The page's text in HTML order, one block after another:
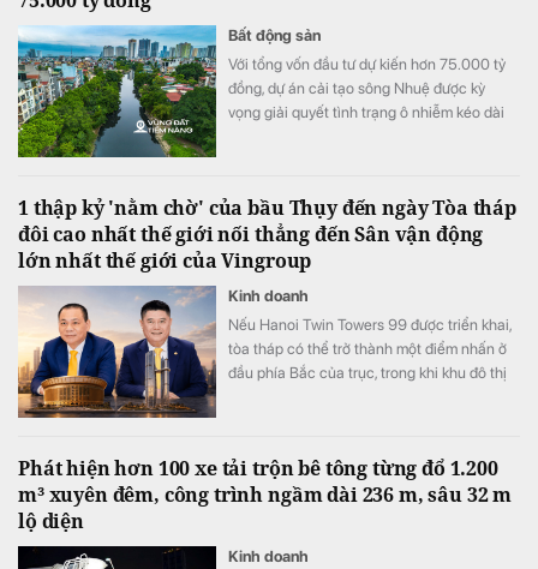
Bất động sản
Với tổng vốn đầu tư dự kiến hơn 75.000 tỷ
đồng, dự án cải tạo sông Nhuệ được kỳ
vọng giải quyết tình trạng ô nhiễm kéo dài
1 thập kỷ 'nằm chờ' của bầu Thụy đến ngày Tòa tháp
đôi cao nhất thế giới nối thẳng đến Sân vận động
lớn nhất thế giới của Vingroup
Kinh doanh
Nếu Hanoi Twin Towers 99 được triển khai,
tòa tháp có thể trở thành một điểm nhấn ở
đầu phía Bắc của trục, trong khi khu đô thị
Phát hiện hơn 100 xe tải trộn bê tông từng đổ 1.200
m³ xuyên đêm, công trình ngầm dài 236 m, sâu 32 m
lộ diện
Kinh doanh